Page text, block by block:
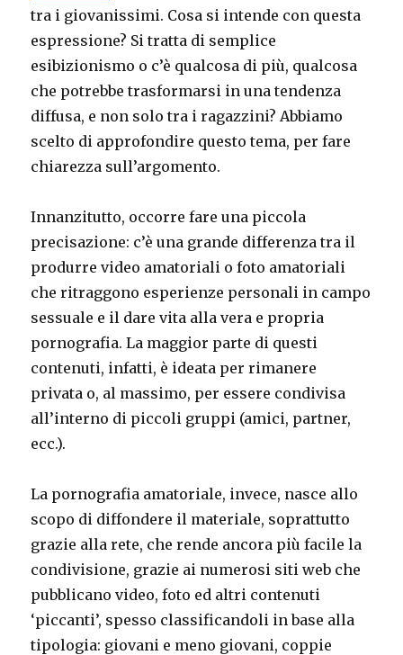
tra i giovanissimi. Cosa si intende con questa
espressione? Si tratta di semplice
esibizionismo o c’è qualcosa di più, qualcosa
che potrebbe trasformarsi in una tendenza
diffusa, e non solo tra i ragazzini? Abbiamo
scelto di approfondire questo tema, per fare
chiarezza sull’argomento.
Innanzitutto, occorre fare una piccola
precisazione: c’è una grande differenza tra il
produrre video amatoriali o foto amatoriali
che ritraggono esperienze personali in campo
sessuale e il dare vita alla vera e propria
pornografia. La maggior parte di questi
contenuti, infatti, è ideata per rimanere
privata o, al massimo, per essere condivisa
all’interno di piccoli gruppi (amici, partner,
ecc.).
La pornografia amatoriale, invece, nasce allo
scopo di diffondere il materiale, soprattutto
grazie alla rete, che rende ancora più facile la
condivisione, grazie ai numerosi siti web che
pubblicano video, foto ed altri contenuti
‘piccanti’, spesso classificandoli in base alla
tipologia: giovani e meno giovani, coppie